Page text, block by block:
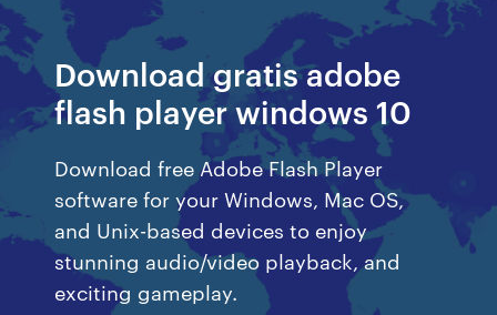
Download gratis adobe
flash player windows 10
Download free Adobe Flash Player
software for your Windows, Mac OS,
and Unix-based devices to enjoy
stunning audio/video playback, and
exciting gameplay.